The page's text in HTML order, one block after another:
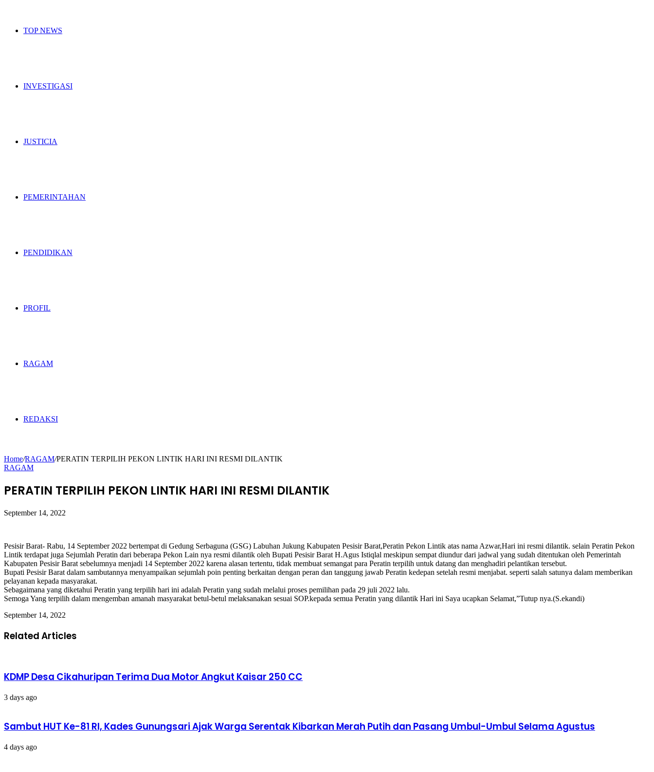
TOP NEWS
INVESTIGASI
JUSTICIA
PEMERINTAHAN
PENDIDIKAN
PROFIL
RAGAM
REDAKSI
Home/RAGAM/PERATIN TERPILIH PEKON LINTIK HARI INI RESMI DILANTIK
RAGAM
PERATIN TERPILIH PEKON LINTIK HARI INI RESMI DILANTIK
September 14, 2022
Pesisir Barat- Rabu, 14 September 2022 bertempat di Gedung Serbaguna (GSG) Labuhan Jukung Kabupaten Pesisir Barat,Peratin Pekon Lintik atas nama Azwar,Hari ini resmi dilantik. selain Peratin Pekon
Lintik terdapat juga Sejumlah Peratin dari beberapa Pekon Lain nya resmi dilantik oleh Bupati Pesisir Barat H.Agus Istiqlal meskipun sempat diundur dari jadwal yang sudah ditentukan oleh Pemerintah
Kabupaten Pesisir Barat sebelumnya menjadi 14 September 2022 karena alasan tertentu, tidak membuat semangat para Peratin terpilih untuk datang dan menghadiri pelantikan tersebut.
Bupati Pesisir Barat dalam sambutannya menyampaikan sejumlah poin penting berkaitan dengan peran dan tanggung jawab Peratin kedepan setelah resmi menjabat. seperti salah satunya dalam memberikan
pelayanan kepada masyarakat.
Sebagaimana yang diketahui Peratin yang terpilih hari ini adalah Peratin yang sudah melalui proses pemilihan pada 29 juli 2022 lalu.
Semoga Yang terpilih dalam mengemban amanah masyarakat betul-betul melaksanakan sesuai SOP.kepada semua Peratin yang dilantik Hari ini Saya ucapkan Selamat,”Tutup nya.(S.ekandi)
September 14, 2022
Related Articles
KDMP Desa Cikahuripan Terima Dua Motor Angkut Kaisar 250 CC
3 days ago
Sambut HUT Ke-81 RI, Kades Gunungsari Ajak Warga Serentak Kibarkan Merah Putih dan Pasang Umbul-Umbul Selama Agustus
4 days ago